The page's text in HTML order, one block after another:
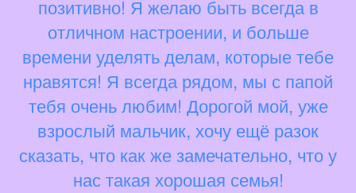
позитивно! Я желаю быть всегда в
отличном настроении, и больше
времени уделять делам, которые тебе
нравятся! Я всегда рядом, мы с папой
тебя очень любим! Дорогой мой, уже
взрослый мальчик, хочу ещё разок
сказать, что как же замечательно, что у
нас такая хорошая семья!